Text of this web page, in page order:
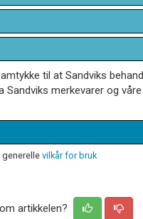
til at Sandviks
Sandviks merkevarer og
generellevilkår for bruk
artikkelen?